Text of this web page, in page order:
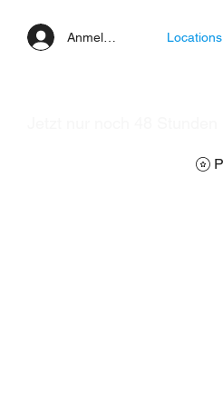
Anmelden Locations